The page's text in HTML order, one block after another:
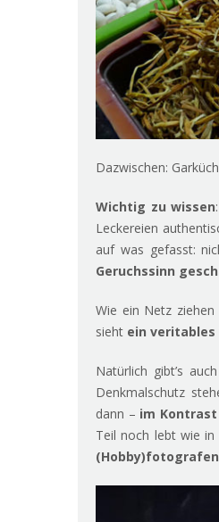
Dazwischen:
Wichtig zu wissen
Leckereien
auf was gefasst:
Geruchssinn
Wie ein Netz
sieht ein veritables
Natürlich gibt’s
Denkmalschutz
dann – im Kontrast
Teil noch lebt wie in